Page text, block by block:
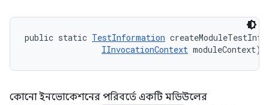
public static TestInformation
IInvocationContext moduleContext)
কোনো ইনভোকেশনের পরিবর্তে একটি মডিউলের